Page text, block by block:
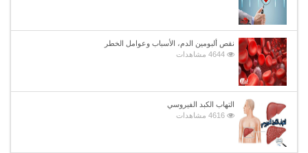
نقص ألبومين الدم، الأسباب وعوامل الخطر
4644 مشاهدات
التهاب الكبد الفيروسي
4616 مشاهدات